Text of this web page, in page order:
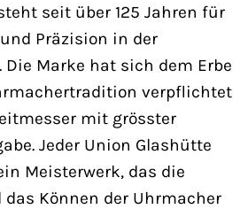
seit über 125 Jahren für
Präzision in der
Marke hat sich dem Erbe
verpflichtet
mit grösster
Jeder Union Glashütte
Meisterwerk, das die
Können der Uhrmacher